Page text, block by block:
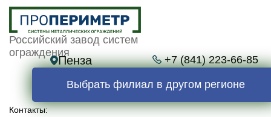
Российский завод систем
ограждения
Пенза +7 (841) 223-66-85
Выбрать филиал в другом регионе
Контакты: